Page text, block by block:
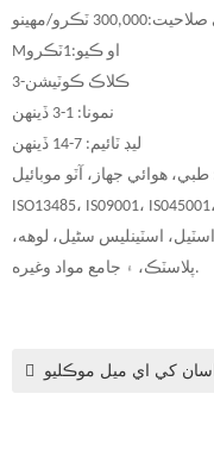
صلاحيت:
300,000 ٽڪرو/مهينو
M
او ڪيو:1ٽڪرو
3-ڪلاڪ ڪوٽيشن
نمونا: 1-3 ڏينهن
ليڊ ٽائيم: 7-14 ڏينهن
ISO13485، IS09001، IS045001،
اسٽينلیس سٹیل، لوهه،
پلاسٽڪ، ۽ جامع مواد وغيره.
کي اي ميل موڪليو